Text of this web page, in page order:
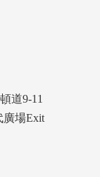
道9-11
廣場Exit